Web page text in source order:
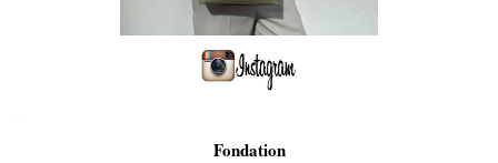
.
Fondation